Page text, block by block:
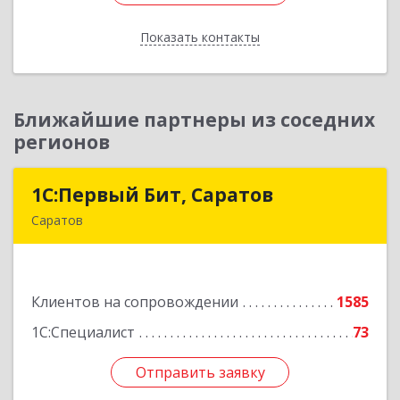
Показать контакты
Назад
Ближайшие партнеры из соседних
регионов
1С:Первый Бит, Саратов
Саратов
Клиентов на сопровождении
1585
1С:Специалист
73
Отправить заявку
1С:Первый Бит, Саратов
Подробнее
Отправить заявку